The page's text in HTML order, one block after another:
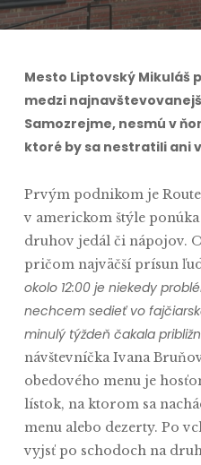
Mesto Liptovský
medzi
Samozrejme, nesmú v
ktoré by sa nestratili ani
Prvým podnikom je Route
v americkom štýle
druhov jedál či nápojov.
pričom najväčší prísun
okolo 12:00 je niekedy
nechcem sedieť vo
minulý týždeň čakala
návštevníčka Ivana
obedového menu je
lístok, na ktorom sa
menu alebo dezerty. Po
vyjsť po schodoch na